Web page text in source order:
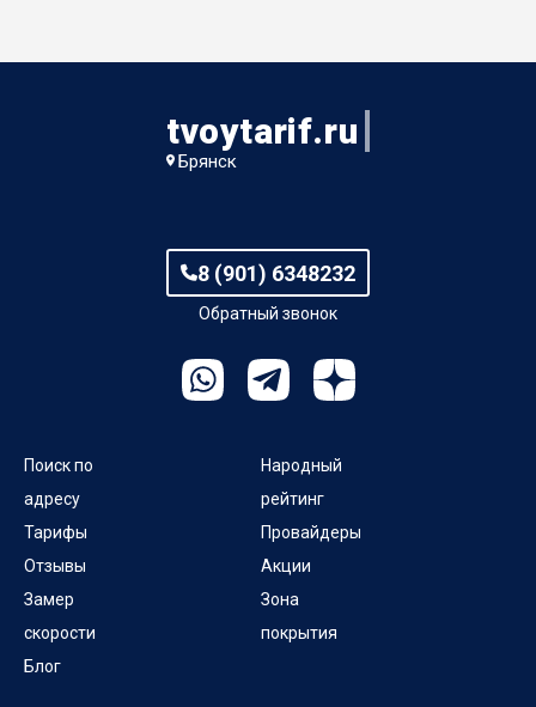
tvoytarif.ru
Брянск
8 (901) 6348232
Обратный звонок
Поиск по
адресу
Тарифы
Отзывы
Замер
скорости
Блог
Народный
рейтинг
Провайдеры
Акции
Зона
покрытия